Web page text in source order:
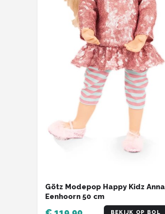
Götz Modepop Happy Kidz Anna
Eenhoorn 50 cm
BEKIJK OP BOL